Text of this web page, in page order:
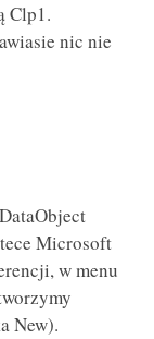
Clp1.
nic nie
Microsoft
w menu
New).